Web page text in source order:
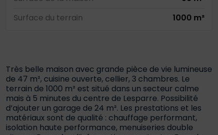
Surface du terrain
1000 m²
Très belle maison avec grande pièce de vie lumineuse
de 47 m², cuisine ouverte, cellier, 3 chambres. Le
terrain de 1000 m² est situé dans un secteur calme
mais à 5 minutes du centre de Lesparre. Possibilité
d’ajouter un garage de 24 m². Les prestations et les
matériaux sont de qualité : chauffage performant,
isolation haute performance, menuiseries double